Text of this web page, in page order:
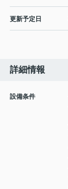
更新予定日
詳細情報
設備条件